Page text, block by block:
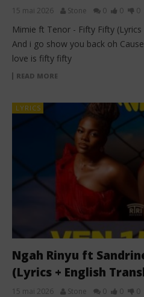
15 mai 2026 Stone 0 0 0
Mimie ft Tenor - Fifty Fifty
‎And i go show you back oh
love is fifty fifty
READ MORE
LYRICS
Ngah Rinyu ft
(Lyrics + English
15 mai 2026 Stone 0 0 0